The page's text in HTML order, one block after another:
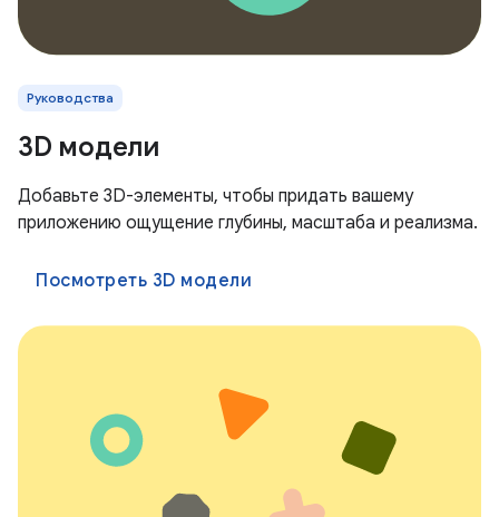
Руководства
3D модели
Добавьте 3D-элементы, чтобы придать вашему
приложению ощущение глубины, масштаба и реализма.
Посмотреть 3D модели